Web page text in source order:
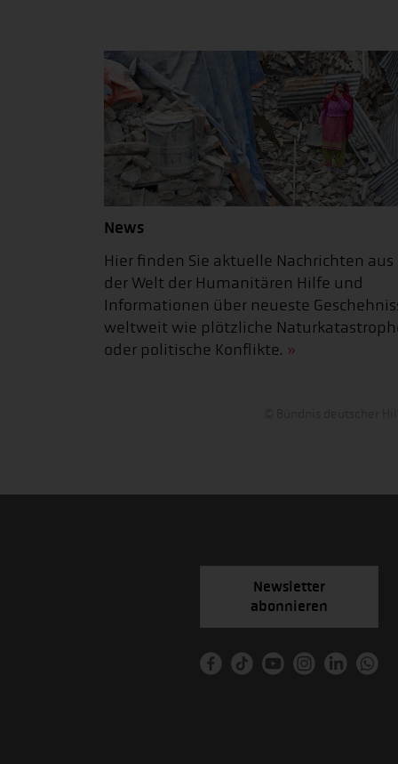
News
Hier finden Sie aktuelle Nachrichten aus
der Welt der Humanitären Hilfe und
Informationen über neueste
weltweit wie plötzliche
oder politische Konflikte.
Newsletter
abonnieren